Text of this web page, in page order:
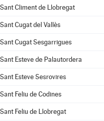
Sant Climent de Llobregat
Sant Cugat del Vallès
Sant Cugat Sesgarrigues
Sant Esteve de Palautordera
Sant Esteve Sesrovires
Sant Feliu de Codines
Sant Feliu de Llobregat